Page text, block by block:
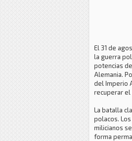
El 31 de
la guerra
potencias
Alemania.
del Imperio
recuperar
La batalla
polacos.
milicianos
forma